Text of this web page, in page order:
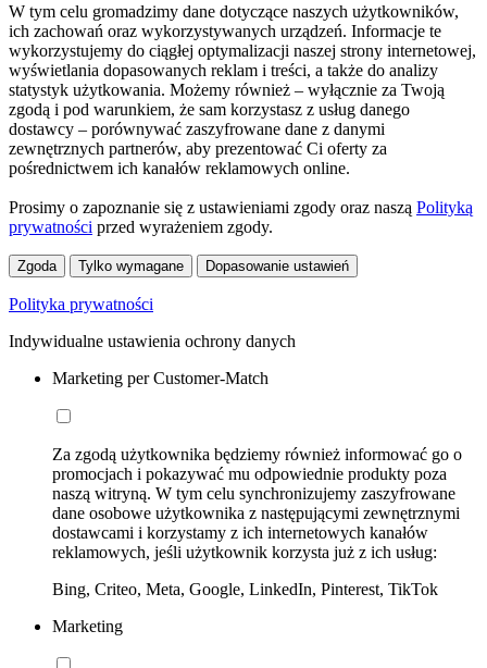
W tym celu gromadzimy dane dotyczące naszych użytkowników,
ich zachowań oraz wykorzystywanych urządzeń. Informacje te
wykorzystujemy do ciągłej optymalizacji naszej strony internetowej,
wyświetlania dopasowanych reklam i treści, a także do analizy
statystyk użytkowania. Możemy również – wyłącznie za Twoją
zgodą i pod warunkiem, że sam korzystasz z usług danego
dostawcy – porównywać zaszyfrowane dane z danymi
zewnętrznych partnerów, aby prezentować Ci oferty za
pośrednictwem ich kanałów reklamowych online.
Prosimy o zapoznanie się z ustawieniami zgody oraz naszą Polityką
prywatności przed wyrażeniem zgody.
Zgoda Tylko wymagane Dopasowanie ustawień
Polityka prywatności
Indywidualne ustawienia ochrony danych
Marketing per Customer-Match
Za zgodą użytkownika będziemy również informować go o
promocjach i pokazywać mu odpowiednie produkty poza
naszą witryną. W tym celu synchronizujemy zaszyfrowane
dane osobowe użytkownika z następującymi zewnętrznymi
dostawcami i korzystamy z ich internetowych kanałów
reklamowych, jeśli użytkownik korzysta już z ich usług:
Bing, Criteo, Meta, Google, LinkedIn, Pinterest, TikTok
Marketing